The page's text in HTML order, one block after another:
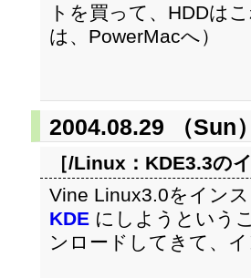
トを買って、HDDは
は、PowerMacへ）
2004.08.29 （Sun）
［/Linux： KDE3.3の
Vine Linux3.0をイン
KDE にしようという
ンロードしてきて、